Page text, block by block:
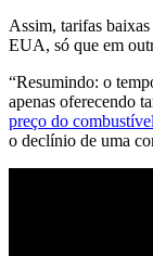
Assim, tarifas
EUA, só que em
“Resumindo: o
apenas oferecendo
preço do combustível
o declínio de uma